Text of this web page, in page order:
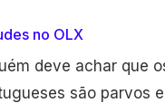
no OLX
deve achar que
são parvos